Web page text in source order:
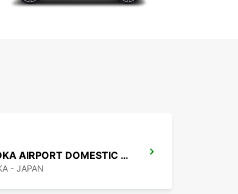
FUKUOKA AIRPORT DOMESTIC TERMINAL
- JAPAN